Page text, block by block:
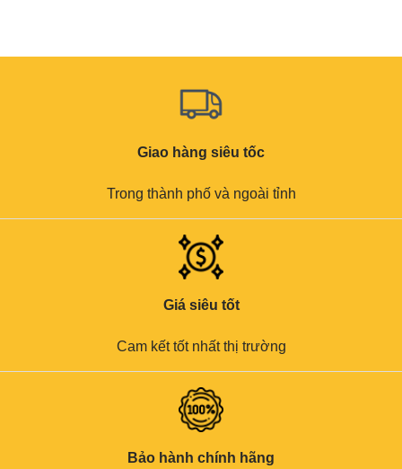
Giao hàng siêu tốc
Trong thành phố và ngoài tỉnh
Giá siêu tốt
Cam kết tốt nhất thị trường
Bảo hành chính hãng